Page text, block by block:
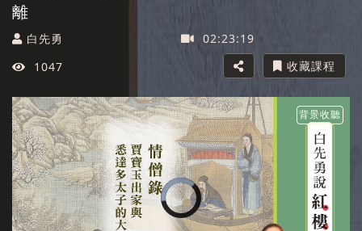
離
白先勇
02:23:19
1047
收藏課程
背景收聽